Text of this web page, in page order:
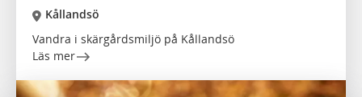
Kållandsö
Vandra i skärgårdsmiljö på Kållandsö
Läs mer